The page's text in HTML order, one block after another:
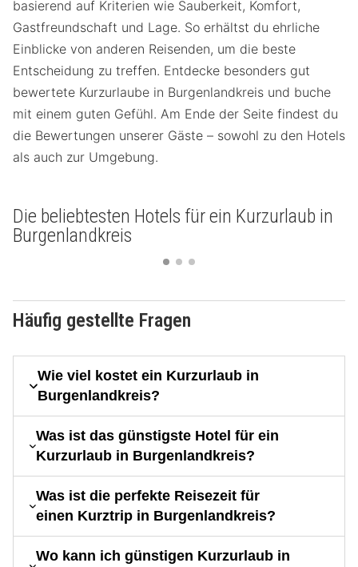
basierend auf Kriterien wie Sauberkeit, Komfort,
Gastfreundschaft und Lage. So erhältst du ehrliche
Einblicke von anderen Reisenden, um die beste
Entscheidung zu treffen. Entdecke besonders gut
bewertete Kurzurlaube in Burgenlandkreis und buche
mit einem guten Gefühl. Am Ende der Seite findest du
die Bewertungen unserer Gäste – sowohl zu den Hotels
als auch zur Umgebung.
Die beliebtesten Hotels für ein Kurzurlaub in
Burgenlandkreis
Häufig gestellte Fragen
Wie viel kostet ein Kurzurlaub in
Burgenlandkreis?
Was ist das günstigste Hotel für ein
Kurzurlaub in Burgenlandkreis?
Was ist die perfekte Reisezeit für
einen Kurztrip in Burgenlandkreis?
Wo kann ich günstigen Kurzurlaub in